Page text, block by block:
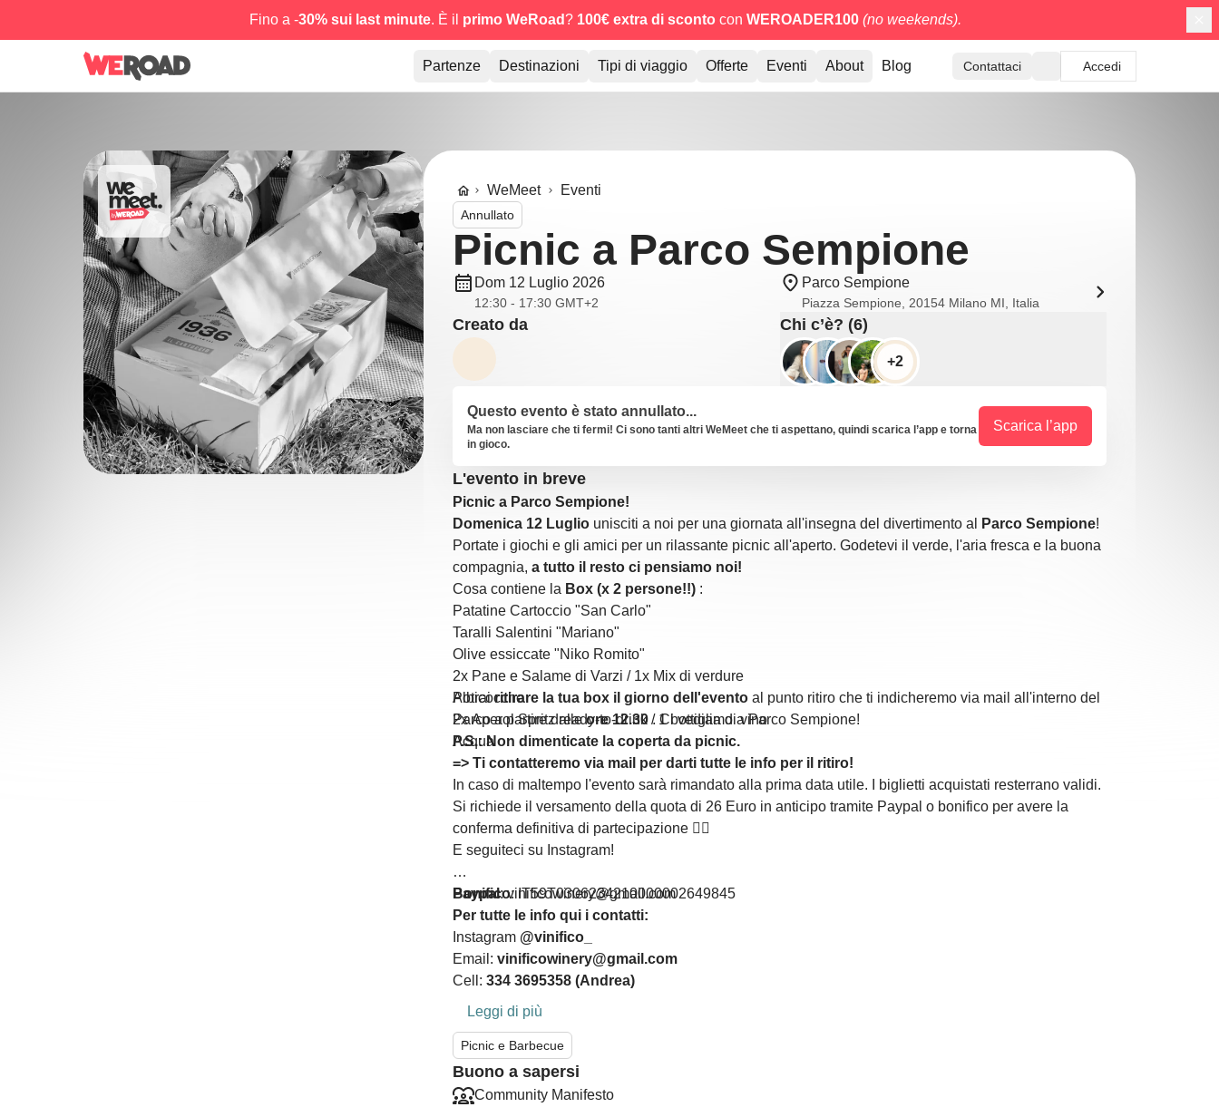
Fino a -30% sui last minute. È il primo WeRoad? 100€ extra di scontocon WEROADER100 (no weekends).
Partenze Destinazioni Tipi di viaggio Offerte Eventi About Blog Contattaci Accedi
WeMeet Eventi
Annullato
Picnic a Parco Sempione
Dom 12 Luglio 2026
12:30 - 17:30 GMT+2
Parco Sempione
Piazza Sempione, 20154 Milano MI, Italia
Creato da Chi c’è? (6)
+2
Questo evento è stato annullato...
Ma non lasciare che ti fermi! Ci sono tanti altri WeMeet che ti aspettano, quindi scarica l’app e torna
in gioco.
Scarica l’app
L'evento in breve
Picnic a Parco Sempione!
Domenica 12 Luglio unisciti a noi per una giornata all'insegna del divertimento al Parco Sempione!
Portate i giochi e gli amici per un rilassante picnic all'aperto. Godetevi il verde, l'aria fresca e la buona
compagnia, a tutto il resto ci pensiamo noi!
Cosa contiene la Box (x 2 persone!!) :
Patatine Cartoccio "San Carlo"
Taralli Salentini "Mariano"
Olive essiccate "Niko Romito"
2x Pane e Salame di Varzi / 1x Mix di verdure
Albicocche
2x Aperol Spritz ready-to-drink / 1 bottiglia di vino
Acqua
Potrairitirare la tua box il giorno dell'evento al punto ritiro che ti indicheremo via mail all'interno del
Parco a partire dalleore 12.30. Ci vediamo a Parco Sempione!
P.S.: Non dimenticate la coperta da picnic.
=> Ti contatteremo via mail per darti tutte le info per il ritiro!
In caso di maltempo l'evento sarà rimandato alla prima data utile. I biglietti acquistati resterrano validi.
Si richiede il versamento della quota di 26 Euro in anticipo tramite Paypal o bonifico per avere la
conferma definitiva di partecipazione ✌🏽
E seguiteci su Instagram!
Paypal:vinificowinery@gmail.com
Bonifico: IT59T0306234210000002649845
Per tutte le info qui i contatti:
Instagram @vinifico_
Email: vinificowinery@gmail.com
Cell: 334 3695358 (Andrea)
Leggi di più
Picnic e Barbecue
Buono a sapersi
Community Manifesto